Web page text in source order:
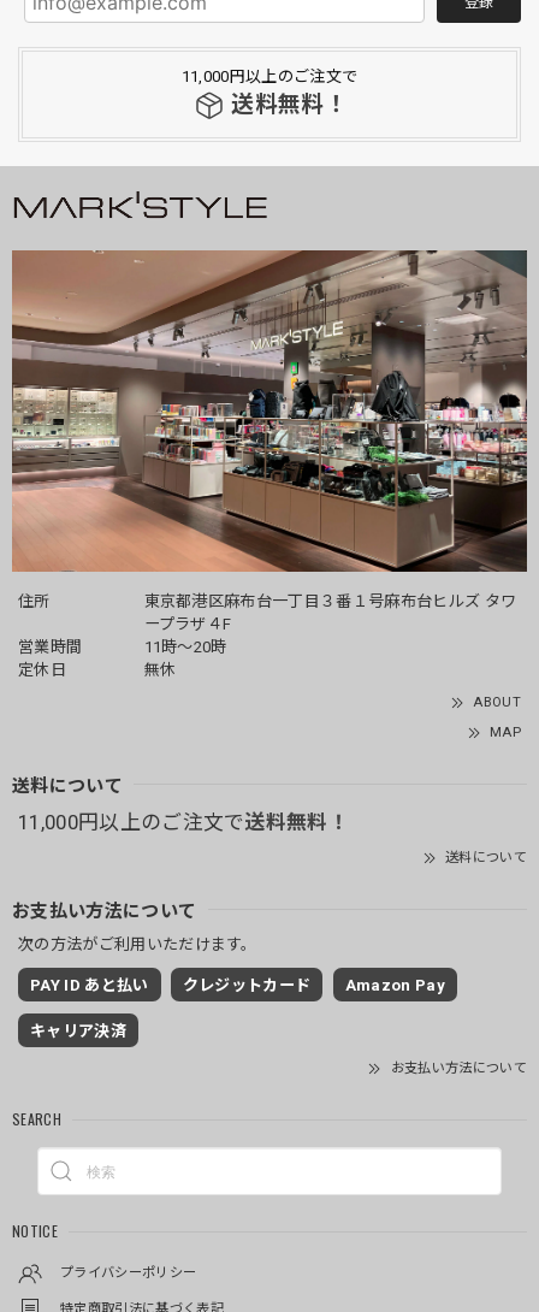
11,000円以上のご注文で
送料無料！
住所
東京都港区麻布台一丁目３番１号麻布台ヒルズ タワ
ープラザ４F
営業時間
11時～20時
定休日
無休
ABOUT
MAP
送料について
11,000円以上のご注文で送料無料！
送料について
お支払い方法について
次の方法がご利用いただけます。
PAY ID あと払い クレジットカード Amazon Pay
キャリア決済
お支払い方法について
SEARCH
NOTICE
プライバシーポリシー